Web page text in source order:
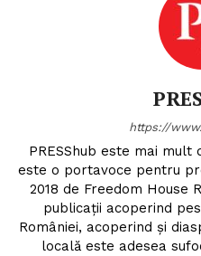
https://
PRESShub este mai
este o portavoce pentru
2018 de Freedom House
publicații acoperind
României, acoperind și
locală este adesea